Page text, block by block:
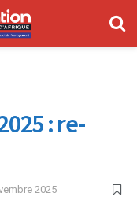
: re-
2025